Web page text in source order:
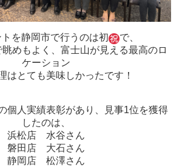
を静岡市で行うのは初
で、
めもよく、富士山が見える最高のロ
ケーション
はとても美味しかったです！
個人実績表彰があり、見事1位を獲得
したのは、
浜松店 水谷さん
磐田店 大石さん
静岡店 松澤さん